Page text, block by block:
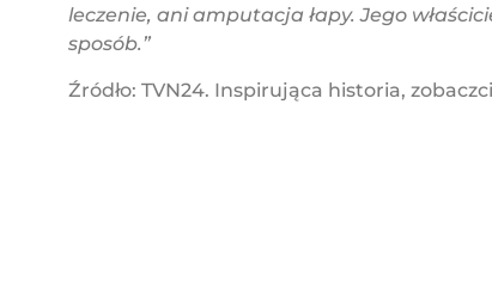
leczenie, ani amputacja łapy. Jego
sposób.”
Źródło: TVN24. Inspirująca historia,